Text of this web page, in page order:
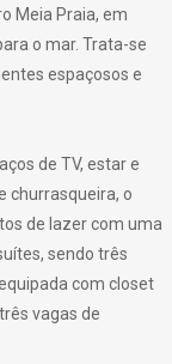
Meia Praia, em
o mar. Trata-se
espaçosos e
de TV, estar e
churrasqueira, o
de lazer com uma
sendo três
com closet
vagas de